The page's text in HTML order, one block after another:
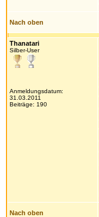
Nach oben
Thanatari
Silber-User
Anmeldungsdatum:
31.03.2011
Beiträge: 190
Nach oben